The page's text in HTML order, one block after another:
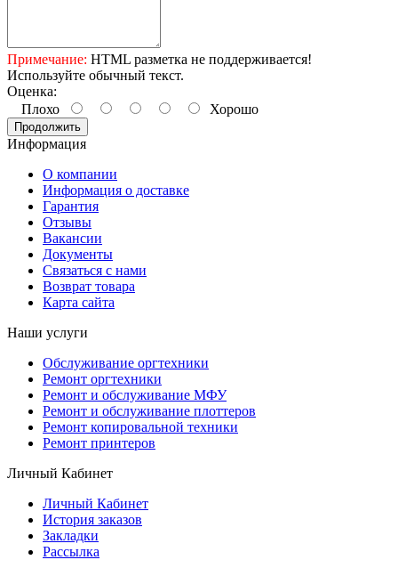
Примечание: HTML разметка не поддерживается!
Используйте обычный текст.
Оценка:
Плохо
Хорошо
Продолжить
Информация
О компании
Информация о доставке
Гарантия
Отзывы
Вакансии
Документы
Связаться с нами
Возврат товара
Карта сайта
Наши услуги
Обслуживание оргтехники
Ремонт оргтехники
Ремонт и обслуживание МФУ
Ремонт и обслуживание плоттеров
Ремонт копировальной техники
Ремонт принтеров
Личный Кабинет
Личный Кабинет
История заказов
Закладки
Рассылка